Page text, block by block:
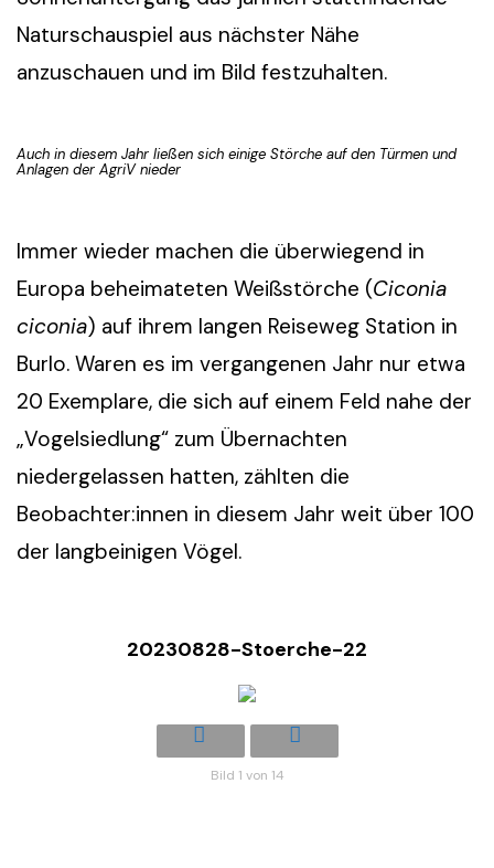
Naturschauspiel aus nächster Nähe
anzuschauen und im Bild festzuhalten.
Auch in diesem Jahr ließen sich einige Störche auf den Türmen und
Anlagen der AgriV nieder
Immer wieder machen die überwiegend in
Europa beheimateten Weißstörche (Ciconia
ciconia) auf ihrem langen Reiseweg Station in
Burlo. Waren es im vergangenen Jahr nur etwa
20 Exemplare, die sich auf einem Feld nahe der
„Vogelsiedlung“ zum Übernachten
niedergelassen hatten, zählten die
Beobachter:innen in diesem Jahr weit über 100
der langbeinigen Vögel.
20230828-Stoerche-22
Bild 1 von 14